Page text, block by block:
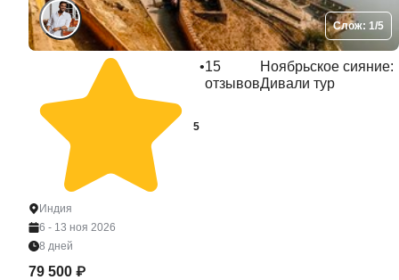
Слож: 1/5
5
•15
отзывов
Ноябрьское сияние:
Дивали тур
Индия
6 - 13 ноя 2026
8 дней
79 500 ₽